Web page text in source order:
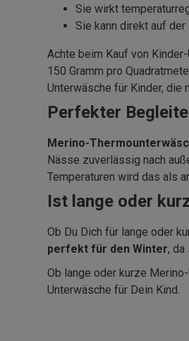
Sie wirkt
Sie kann direkt auf
Achte beim Kauf von
150 Gramm pro
Unterwäsche für Kinder,
Perfekter
Merino-
Nässe zuverlässig nach
Temperaturen wird das als
Ist lange oder
Ob Du Dich für lange oder
perfekt für den Winter, da
Ob lange oder kurze
Unterwäsche für Dein Kind.